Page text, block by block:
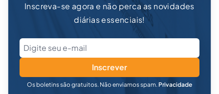
Inscreva-se agora e não perca as novidades
diárias essenciais!
Inscrever
Os boletins são gratuitos. Não enviamos spam. Privacidade